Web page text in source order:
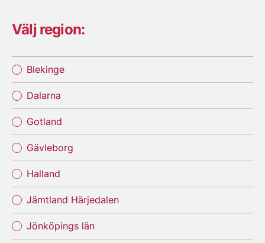
Välj region:
Blekinge
Dalarna
Gotland
Gävleborg
Halland
Jämtland Härjedalen
Jönköpings län